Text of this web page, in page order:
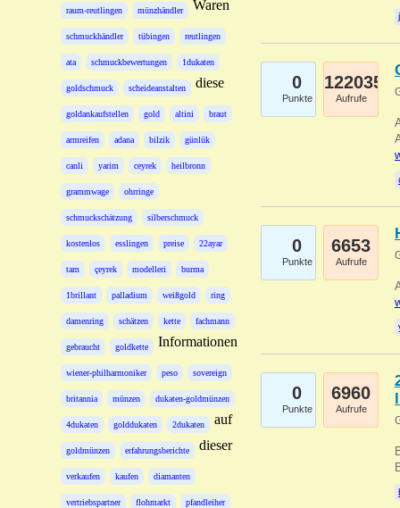
raum-reutlingen münzhändler
schmuckhändler tübingen reutlingen
ata schmuckbewertungen 1dukaten
goldschmuck scheideanstalten
goldankaufstellen gold altini braut
armreifen adana bilzik günlük
canli yarim ceyrek heilbronn
grammwage ohrringe
schmuckschätzung silberschmuck
kostenlos esslingen preise 22ayar
tam çeyrek modelleri burma
1brillant palladium weißgold ring
damenring schätzen kette fachmann
gebraucht goldkette
wiener-philharmoniker peso sovereign
britannia münzen dukaten-goldmünzen
4dukaten golddukaten 2dukaten
goldmünzen erfahrungsberichte
verkaufen kaufen diamanten
vertriebspartner flohmarkt pfandleiher
Waren
diese
Informationen
auf
dieser
0
Punkte
122035
Aufrufe
0
Punkte
6653
Aufrufe
0
Punkte
6960
Aufrufe